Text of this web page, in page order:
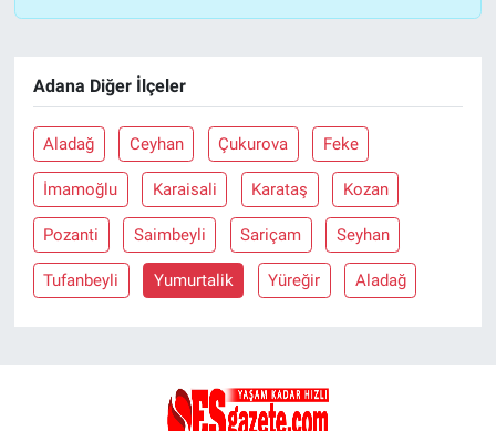
Adana Diğer İlçeler
Aladağ Ceyhan Çukurova Feke
İmamoğlu Karaisali Karataş Kozan
Pozanti Saimbeyli Sariçam Seyhan
Tufanbeyli Yumurtalik Yüreğir Aladağ